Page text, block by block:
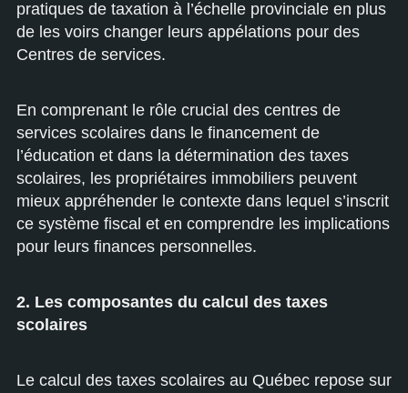
pratiques de taxation à l’échelle provinciale en plus
de les voirs changer leurs appélations pour des
Centres de services.
En comprenant le rôle crucial des centres de
services scolaires dans le financement de
l’éducation et dans la détermination des taxes
scolaires, les propriétaires immobiliers peuvent
mieux appréhender le contexte dans lequel s’inscrit
ce système fiscal et en comprendre les implications
pour leurs finances personnelles.
2. Les composantes du calcul des taxes
scolaires
Le calcul des taxes scolaires au Québec repose sur